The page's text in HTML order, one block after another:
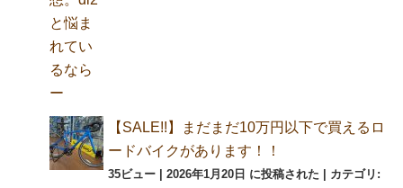
【SALE!!】まだまだ10万円以下で買えるロ
ードバイクがあります！！
35ビュー 2026年1月20日 に投稿された
カテゴリ: